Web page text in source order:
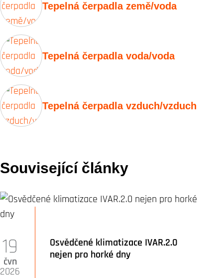
Tepelná čerpadla země/voda
Tepelná čerpadla voda/voda
Tepelná čerpadla vzduch/vzduch
Související články
Osvědčené klimatizace IVAR.2.0
nejen pro horké dny
19
čvn
2026